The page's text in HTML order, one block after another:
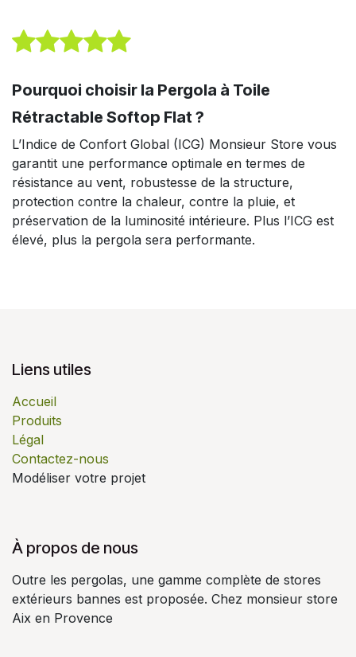
Pourquoi choisir la Pergola à Toile
Rétractable Softop Flat ?
L’Indice de Confort Global (ICG) Monsieur Store vous
garantit une performance optimale en termes de
résistance au vent, robustesse de la structure,
protection contre la chaleur, contre la pluie, et
préservation de la luminosité intérieure. Plus l’ICG est
élevé, plus la pergola sera performante.
Liens utiles
Accueil
Produits
Légal
Contactez-nous
Modéliser votre projet
À propos de nous
Outre les pergolas, une gamme complète de stores
extérieurs bannes est proposée. Chez monsieur store
Aix en Provence